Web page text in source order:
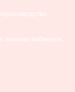
.
кабинете.